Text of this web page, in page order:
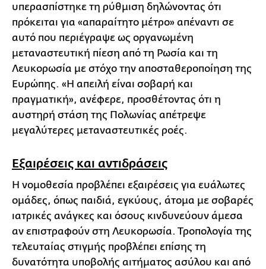
υπερασπίστηκε τη ρύθμιση δηλώνοντας ότι
πρόκειται για «απαραίτητο μέτρο» απέναντι σε
αυτό που περιέγραψε ως οργανωμένη
μεταναστευτική πίεση από τη Ρωσία και τη
Λευκορωσία με στόχο την αποσταθεροποίηση της
Ευρώπης. «Η απειλή είναι σοβαρή και
πραγματική», ανέφερε, προσθέτοντας ότι η
αυστηρή στάση της Πολωνίας απέτρεψε
μεγαλύτερες μεταναστευτικές ροές.
Εξαιρέσεις και αντιδράσεις
Η νομοθεσία προβλέπει εξαιρέσεις για ευάλωτες
ομάδες, όπως παιδιά, εγκύους, άτομα με σοβαρές
ιατρικές ανάγκες και όσους κινδυνεύουν άμεσα
αν επιστραφούν στη Λευκορωσία. Τροπολογία της
τελευταίας στιγμής προβλέπει επίσης τη
δυνατότητα υποβολής αιτήματος ασύλου και από